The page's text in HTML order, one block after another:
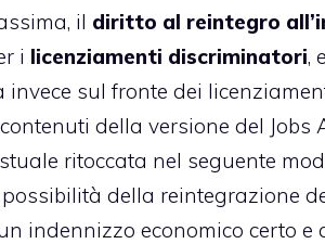
il diritto al reintegro
i licenziamenti discriminatori,
invece sul fronte dei
della versione del
ritoccata nel seguente
della reintegrazione
indennizzo economico certo e